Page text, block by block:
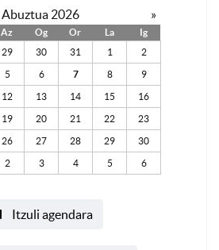
Abuztua 2026 »
Az Og Or La
Ig
29 30 31 1 2
5 6 7 8 9
12 13 14 15 16
19 20 21 22 23
26 27 28 29 30
2 3 4 5 6
Itzuli agendara